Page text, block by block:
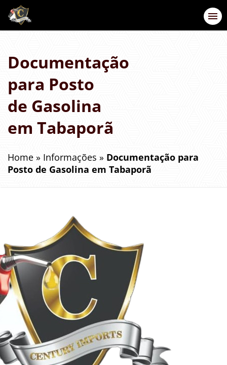
Documentação
para Posto
de Gasolina
em Tabaporã
Home » Informações » Documentação para
Posto de Gasolina em Tabaporã